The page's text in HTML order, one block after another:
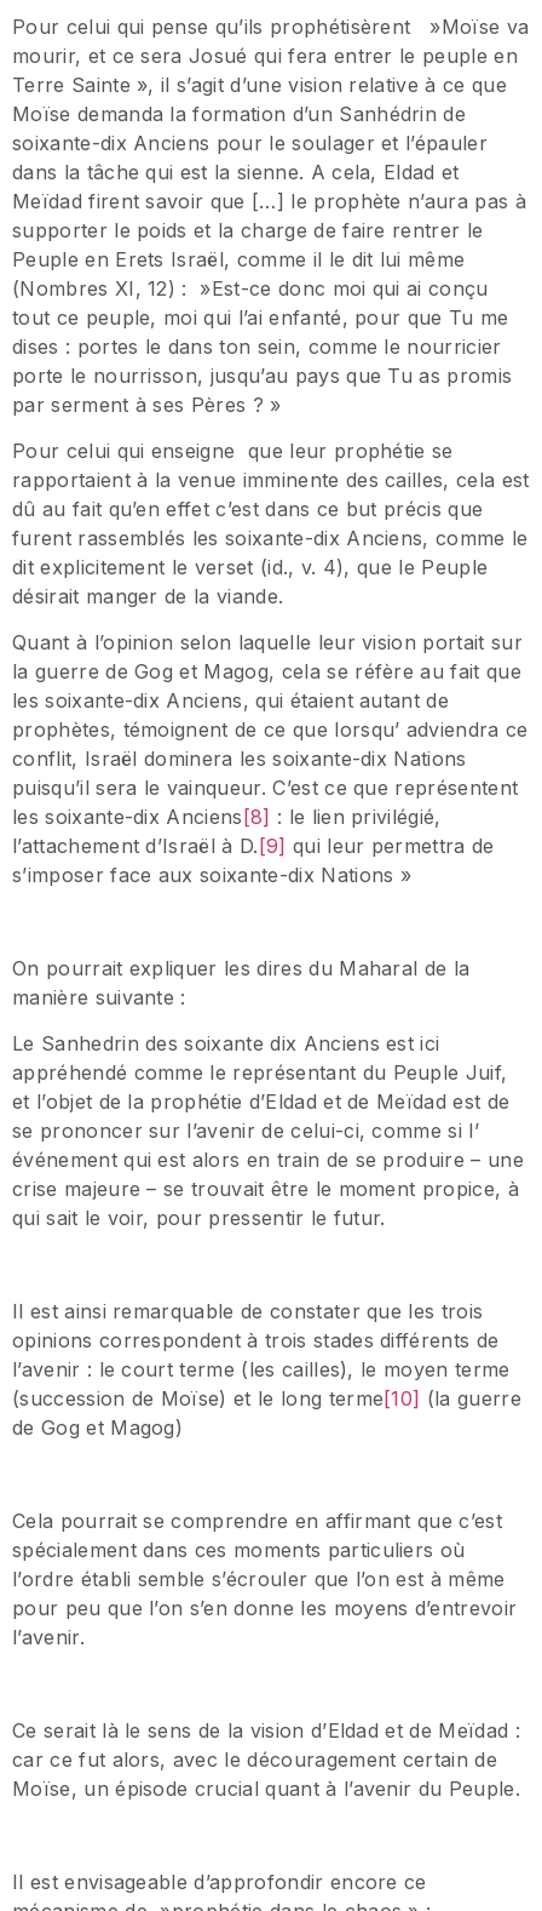
Pour celui qui pense qu’ils prophétisèrent »Moïse va
mourir, et ce sera Josué qui fera entrer le peuple en
Terre Sainte », il s’agit d’une vision relative à ce que
Moïse demanda la formation d’un Sanhédrin de
soixante-dix Anciens pour le soulager et l’épauler
dans la tâche qui est la sienne. A cela, Eldad et
Meïdad firent savoir que […] le prophète n’aura pas à
supporter le poids et la charge de faire rentrer le
Peuple en Erets Israël, comme il le dit lui même
(Nombres XI, 12) : »Est-ce donc moi qui ai conçu
tout ce peuple, moi qui l’ai enfanté, pour que Tu me
dises : portes le dans ton sein, comme le nourricier
porte le nourrisson, jusqu’au pays que Tu as promis
par serment à ses Pères ? »
Pour celui qui enseigne que leur prophétie se
rapportaient à la venue imminente des cailles, cela est
dû au fait qu’en effet c’est dans ce but précis que
furent rassemblés les soixante-dix Anciens, comme le
dit explicitement le verset (id., v. 4), que le Peuple
désirait manger de la viande.
Quant à l’opinion selon laquelle leur vision portait sur
la guerre de Gog et Magog, cela se réfère au fait que
les soixante-dix Anciens, qui étaient autant de
prophètes, témoignent de ce que lorsqu’ adviendra ce
conflit, Israël dominera les soixante-dix Nations
puisqu’il sera le vainqueur. C’est ce que représentent
les soixante-dix Anciens [8] : le lien privilégié,
l’attachement d’Israël à D. [9] qui leur permettra de
s’imposer face aux soixante-dix Nations »
On pourrait expliquer les dires du Maharal de la
manière suivante :
Le Sanhedrin des soixante dix Anciens est ici
appréhendé comme le représentant du Peuple Juif,
et l’objet de la prophétie d’Eldad et de Meïdad est de
se prononcer sur l’avenir de celui-ci, comme si l’
événement qui est alors en train de se produire – une
crise majeure – se trouvait être le moment propice, à
qui sait le voir, pour pressentir le futur.
Il est ainsi remarquable de constater que les trois
opinions correspondent à trois stades différents de
l’avenir : le court terme (les cailles), le moyen terme
(succession de Moïse) et le long terme [10] (la guerre
de Gog et Magog)
Cela pourrait se comprendre en affirmant que c’est
spécialement dans ces moments particuliers où
l’ordre établi semble s’écrouler que l’on est à même
pour peu que l’on s’en donne les moyens d’entrevoir
l’avenir.
Ce serait là le sens de la vision d’Eldad et de Meïdad :
car ce fut alors, avec le découragement certain de
Moïse, un épisode crucial quant à l’avenir du Peuple.
Il est envisageable d’approfondir encore ce